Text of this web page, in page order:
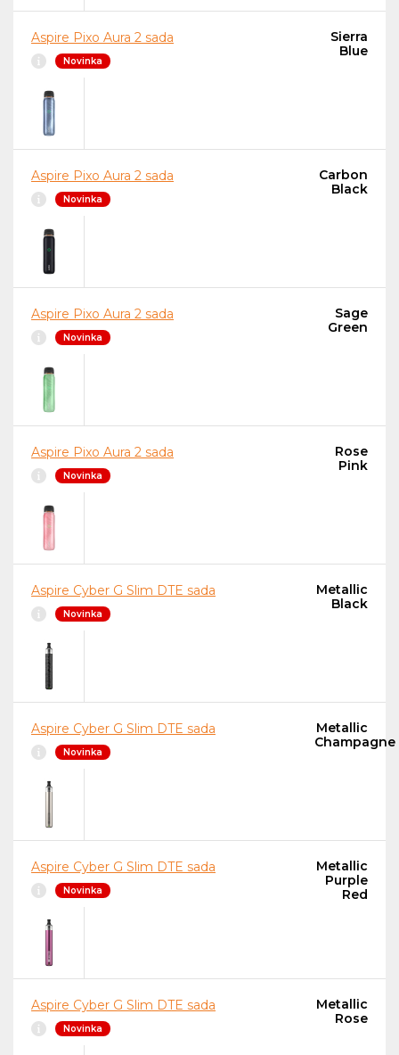
Aspire Pixo Aura 2 sada
Novinka
Sierra
Blue
Aspire Pixo Aura 2 sada
Novinka
Carbon
Black
Aspire Pixo Aura 2 sada
Novinka
Sage
Green
Aspire Pixo Aura 2 sada
Novinka
Rose
Pink
Aspire Cyber G Slim DTE sada
Novinka
Metallic
Black
Aspire Cyber G Slim DTE sada
Novinka
Metallic
Champagne
Aspire Cyber G Slim DTE sada
Novinka
Metallic
Purple
Red
Aspire Cyber G Slim DTE sada
Novinka
Metallic
Rose